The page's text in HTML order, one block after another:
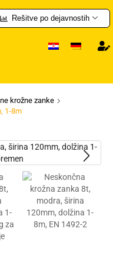
Rešitve po dejavnostih
krožne zanke
1-8m